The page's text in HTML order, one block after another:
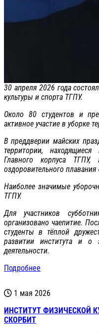
30 апреля 2026 года
культуры и спорта ТГПУ.
Около 80 студентов и
активное участие в уборке
В преддверии майских
территории,
Главного корпуса
оздоровительного
Наиболее значимые
ТГПУ.
Для участников
организовано чаепитие.
студенты в тёплой
развитии института и о
деятельности.
Подробнее
1 мая 2026
ИНСТИТУТ ФИЗИЧЕСКОЙ
СКОРБИТ